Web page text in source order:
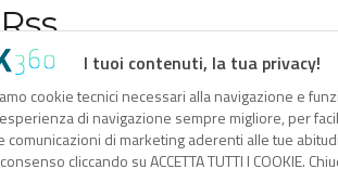
I tuoi contenuti, la tua privacy!
cookie tecnici necessari alla navigazione e
di navigazione sempre migliore, per
di marketing aderenti alle tue
cliccando su ACCETTA TUTTI I COOKIE.
copiare il link RSS negli appunti.